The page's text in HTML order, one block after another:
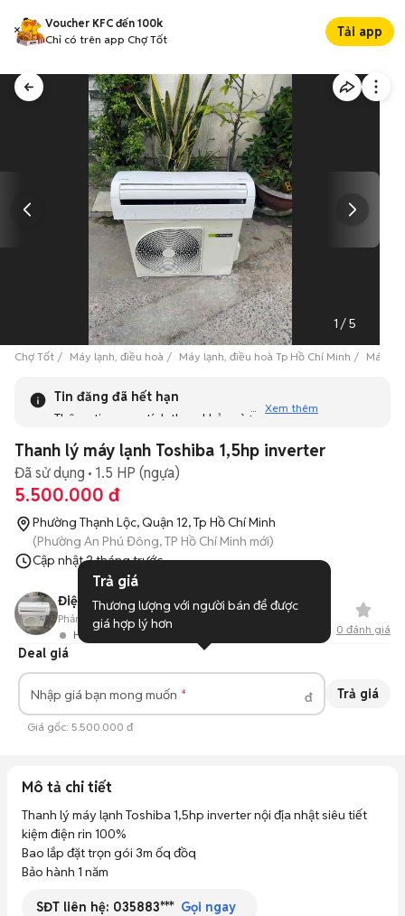
Voucher KFC đến 100k
Chỉ có trên app Chợ Tốt
Tải app
1 /5
Chợ Tốt Máy lạnh, điều hoà Máy lạnh, điều hoà Tp Hồ Chí Minh Máy
Tin đăng đã hết hạn
Thông tin mang tính tham khảo và bạn không thể liên hệ
tương tự khác dưới đây nhé!
Xem thêm
Thanh lý máy lạnh Toshiba 1,5hp inverter
Đã sử dụng 1.5 HP (ngựa)
5.500.000 đ
Phường Thạnh Lộc, Quận 12, Tp Hồ Chí Minh
(Phường An Phú Đông, TP Hồ Chí Minh mới)
Cập nhật2 tháng trước
Điện Lạnh Toàn Thắng
Hoạt động 2 ngày trước
Phản hồi: -- 7Đã bán
0 đánh giá
Deal giá
Nhập giá bạn mong muốn đ Trả giá
Giá gốc: 5.500.000 đ
Mô tả chi tiết
Thanh lý máy lạnh Toshiba 1,5hp inverter nội địa nhật siêu tiết
kiệm điện rin 100%
Bao lắp đặt trọn gói 3m ốq đồq
Bảo hành 1 năm
SĐT liên hệ: 035883*** Gọi ngay
Trả giá
Thương lượng với người bán để được
giá hợp lý hơn